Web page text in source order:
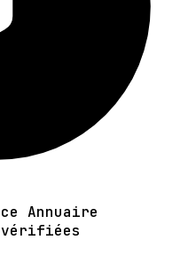
Annuaire
vérifiées